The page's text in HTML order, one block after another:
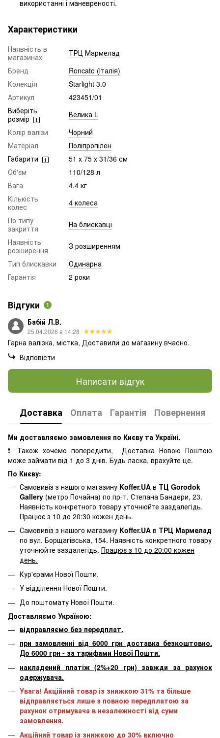
використанні і маневреності.
Характеристики
Наявність в
магазинах
ТРЦ Мармелад
Бренд
Roncato (Італія)
Колекція
Starlight 3.0
Артикул
423451/01
Виберіть
розмір
Велика L
Колір валізи
Чорний
Матеріал
Поліпропілен
Габарити
51 х 75 х 31/36 см
Об'єм
110/128 л
Вага
4,4 кг
Кількість
колес
4 колеса
По типу
закриття
На блискавці
Наявність
розширення
З розширенням
Тип блискавки
Одинарна
Гарантія
2 роки
Відгуки 1
Бабій Л.В.
25.04.2026 в 14:28
Гарна валізка, містка, Доставили до магазину вчасно.
Відповісти
Написати відгук
Доставка Оплата Гарантія Повернення
Ми доставляємо замовлення по Києву та Україні.
❗ Також хочемо попередити, Доставка Новою Поштою
може займати від 1 до 3 днів. Будь ласка, врахуйте це.
По Києву:
Самовивіз з нашого магазину Koffer.UA в ТЦ Gorodok
Gallery (метро Почайна) по пр-т. Степана Бандери, 23.
Наявність конкретного товару уточнюйте заздалегідь.
Працює з 10 до 20:30 кожен день.
Самовивіз з нашого магазину Koffer.UA в ТРЦ Мармелад
по вул. Борщагівська, 154. Наявність конкретного товару
уточнюйте заздалегідь. Працює з 10 до 20:00 кожен
день.
Кур'єрами Нової Пошти.
У відділення Нової Пошти.
До поштомату Нової Пошти.
Доставляємо Україною:
відправляємо без передплат.
при замовленні від 6000 грн доставка безкоштовно.
До 6000 грн - за тарифами Нової Пошти.
накладений платіж (2%+20 грн) завжди за рахунок
одержувача.
Увага! Акційний товар із знижкою 31% та більше
відправляється лише з повною передплатою за
рахунок отримувача в незалежності від суми
замовлення.
Акційний товар із знижкою до 30% включно